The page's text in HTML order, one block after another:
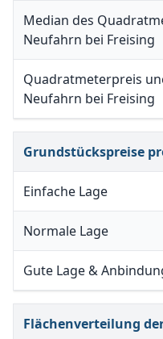
Median des
Neufahrn bei Freising
Quadratmeterpreis
Neufahrn bei Freising
Grundstückspreise
Einfache Lage
Normale Lage
Gute Lage &
Flächenverteilung